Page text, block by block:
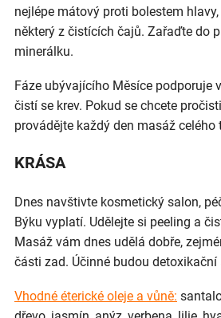
nejlépe mátový proti bolestem
některý z čistících čajů. Zařaďte do
minerálku.
Fáze ubývajícího Měsíce podporuje
čistí se krev. Pokud se chcete
provádějte každý den masáž
KRÁSA
Dnes navštivte kosmetický salon,
Býku vyplatí. Udělejte si peeling a
Masáž vám dnes udělá dobře,
části zad. Účinné budou
Vhodné éterické oleje a vůně: